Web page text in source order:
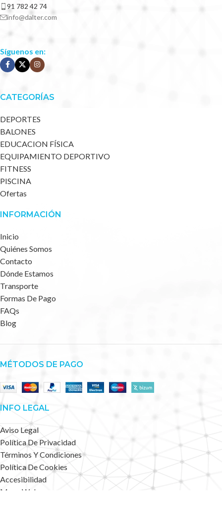
91 782 42 74
info@dalter.com
Síguenos en:
CATEGORÍAS
DEPORTES
BALONES
EDUCACION FÍSICA
EQUIPAMIENTO DEPORTIVO
FITNESS
PISCINA
Ofertas
INFORMACIÓN
Inicio
Quiénes Somos
Contacto
Dónde Estamos
Transporte
Formas De Pago
FAQs
Blog
MÉTODOS DE PAGO
INFO LEGAL
Aviso Legal
Política De Privacidad
Términos Y Condiciones
Política De Cookies
Accesibilidad
Mapa Web